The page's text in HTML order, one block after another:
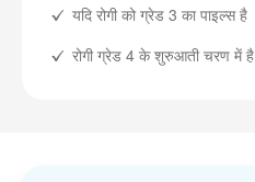
यदि रोगी को ग्रेड 3 का पाइल्स है
रोगी ग्रेड 4 के शुरुआती चरण में है